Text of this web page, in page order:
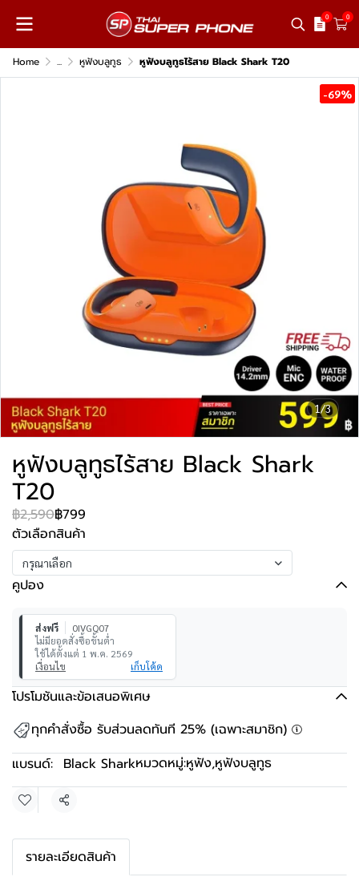
0 0
Home ... หูฟังบลูทูธ หูฟังบลูทูธไร้สาย Black Shark T20
1/3
-69%
หูฟังบลูทูธไร้สาย Black Shark
T20
฿2,590฿799
ตัวเลือกสินค้า
กรุณาเลือก
คูปอง
ส่งฟรี
0IVGQ07
ไม่มียอดสั่งซื้อขั้นต่ำ
ใช้ได้ตั้งแต่ 1 พ.ค. 2569
เงื่อนไข
เก็บโค้ด
โปรโมชันและข้อเสนอพิเศษ
ทุกคำสั่งซื้อ รับส่วนลดทันที 25% (เฉพาะสมาชิก)
แบรนด์: Black Sharkหมวดหมู่:หูฟัง,หูฟังบลูทูธ
แชร์
รายละเอียดสินค้า